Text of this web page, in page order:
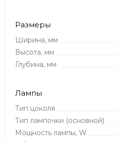
Размеры
Ширина, мм
Высота, мм
Глубина, мм
Лампы
Тип цоколя
Тип лампочки (основной)
Мощность лампы, W